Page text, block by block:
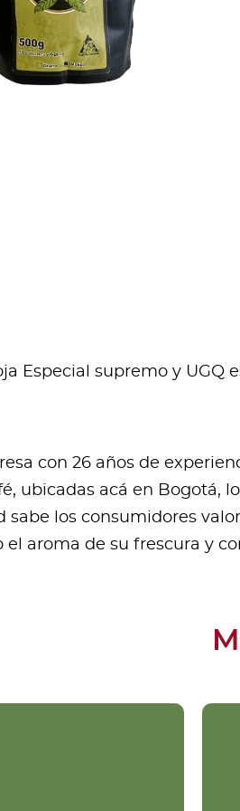
Especial supremo y UGQ
con 26 años de
ubicadas acá en Bogotá,
sabe los consumidores
el aroma de su frescura y